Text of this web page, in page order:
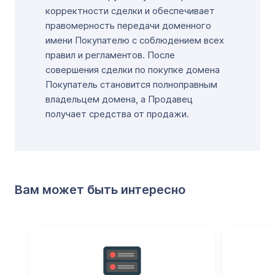
корректности сделки и обеспечивает
правомерность передачи доменного
имени Покупателю с соблюдением всех
правил и регламентов. После
совершения сделки по покупке домена
Покупатель становится полноправным
владельцем домена, а Продавец
получает средства от продажи.
Вам может быть интересно